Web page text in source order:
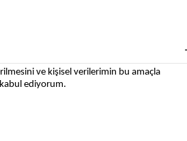
ve kişisel verilerimin bu amaçla
ediyorum.